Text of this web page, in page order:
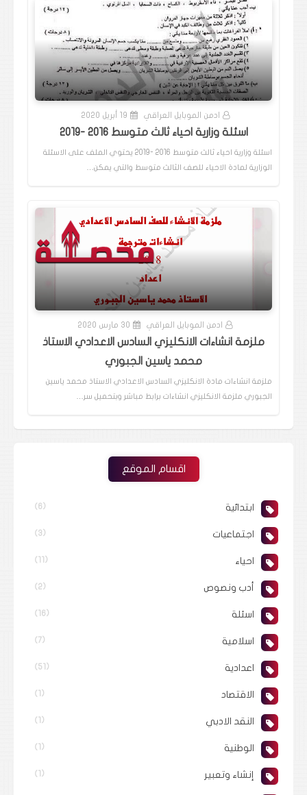
ادمن الموبايل العراقي 19 أبريل 2020
اسئلة وزارية احياء ثالث متوسط 2016 -2019
اسئلة وزارية احياء ثالث متوسط 2016 -2019 يحتوي الملف على الاسئلة
الوزارية لمادة الاحياء للصف الثالث متوسط والتي يمكن…
ادمن الموبايل العراقي 30 مارس 2020
ملزمة انشاءات الانكليزي السادس الاعدادي الاستاذ
محمد ياسين الجبوري
ملزمة انشاءات مادة الانكليزي السادس الاعدادي الاستاذ محمد ياسين
الجبوري ملزمة الانكليزي انشاءات برابط مباشر وبتحميل سر…
اقسام الموقع
ابتدائية (6)
اجتماعيات (3)
احياء (11)
أدب ونصوص (2)
اسئلة (16)
اسلامية (7)
اعدادية (51)
الاقتصاد (1)
النقد الادبي (1)
الوطنية (1)
إنشاء وتعبير (1)